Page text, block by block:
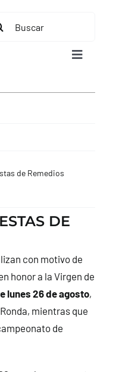
Toggle
de Remedios
DE
con motivo de
honor a la Virgen de
lunes 26 de agosto,
mientras que
de